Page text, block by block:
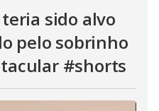
sido alvo
pelo sobrinho
#shorts